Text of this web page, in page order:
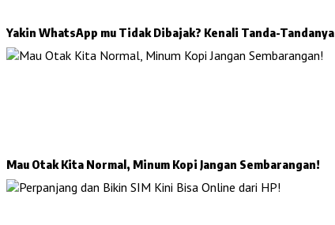
Yakin WhatsApp mu Tidak Dibajak? Kenali Tanda-Tandanya
Mau Otak Kita Normal, Minum Kopi Jangan Sembarangan!